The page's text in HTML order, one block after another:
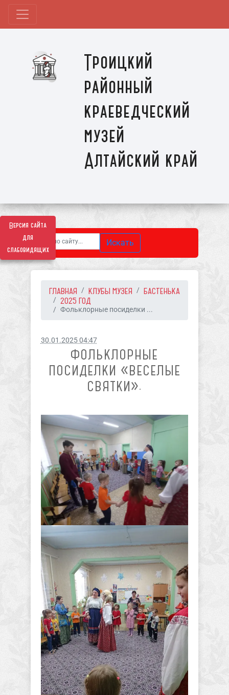
Версия сайта
для
слабовидящих
Троицкий
районный
краеведческий
музей
Алтайский край
Искать
ГЛАВНАЯ КЛУБЫ МУЗЕЯ
БАСТЕНЬКА
2025 ГОД
Фольклорные посиделки ...
30.01.2025 04:47
ФОЛЬКЛОРНЫЕ
ПОСИДЕЛКИ «ВЕСЕЛЫЕ
СВЯТКИ».